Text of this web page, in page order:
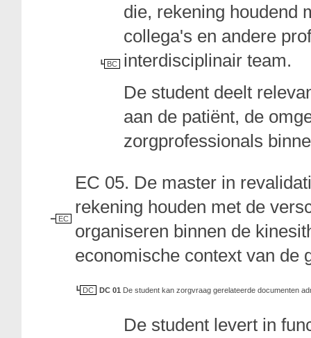
BC
die, rekening houdend
collega's en andere
interdisciplinair team.
De student deelt
aan de patiënt, de
zorgprofessionals
EC
EC 05. De master in
rekening houden met de
organiseren binnen de
economische context van de
DC DC 01 De student kan zorgvraag gerelateerde documenten
De student levert in